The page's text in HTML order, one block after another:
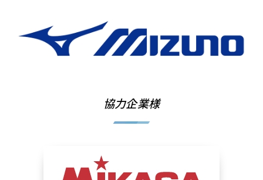
協力企業様